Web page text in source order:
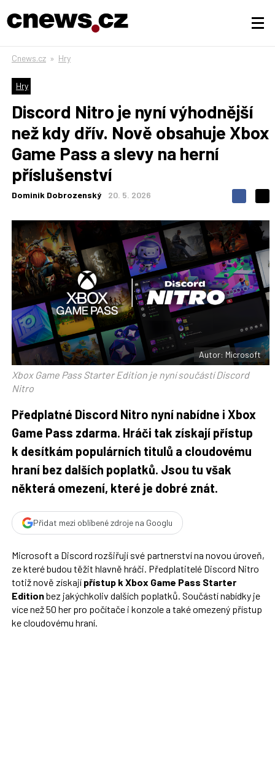
Cnews.cz » Hry
Hry
Discord Nitro je nyní výhodnější
než kdy dřív. Nově obsahuje Xbox
Game Pass a slevy na herní
příslušenství
Dominik Dobrozenský 20. 5. 2026
S
d
í
l
e
t
S
l
e
j
t
e
n
a
F
b
o
o
k
í
l
j
e
n
a
i
X
Autor: Microsoft
Xbox Game Pass Starter Edition je nyní součástí Discord
Nitro
Předplatné Discord Nitro nyní nabídne i Xbox
Game Pass zdarma. Hráči tak získají přístup
k desítkám populárních titulů a cloudovému
hraní bez dalších poplatků. Jsou tu však
některá omezení, které je dobré znát.
Přidat mezi oblíbené zdroje na Googlu
Microsoft a Discord rozšiřují své partnerství na novou úroveň,
ze které budou těžit hlavně hráči. Předplatitelé Discord Nitro
totiž nově získají přístup k Xbox Game Pass Starter
Editionbez jakýchkoliv dalších poplatků. Součástí nabídky je
více než 50 her pro počítače i konzole a také omezený přístup
ke cloudovému hraní.